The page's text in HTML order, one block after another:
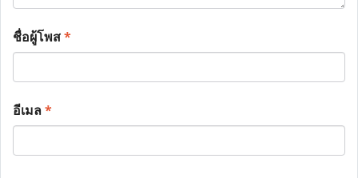
ชื่อผู้โพส*
อีเมล*